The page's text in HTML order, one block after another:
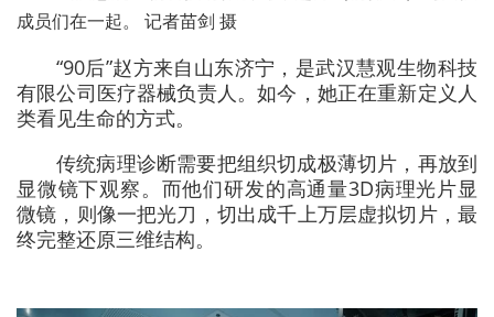
成员们在一起。 记者苗剑 摄
“90后”赵方来自山东济宁，是武汉慧观生物科技
有限公司医疗器械负责人。如今，她正在重新定义人
类看见生命的方式。
传统病理诊断需要把组织切成极薄切片，再放到
显微镜下观察。而他们研发的高通量3D病理光片显
微镜，则像一把光刀，切出成千上万层虚拟切片，最
终完整还原三维结构。